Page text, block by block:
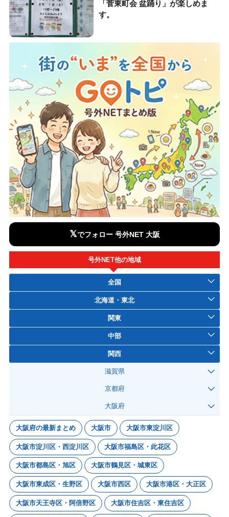
「菅東町会 盆踊り」が楽しめま
す。
𝕏でフォロー 号外NET 大阪
号外NET他の地域
全国
北海道・東北
関東
中部
関西
滋賀県
京都府
大阪府
大阪府の最新まとめ 大阪市 大阪市東淀川区
大阪市淀川区・西淀川区 大阪市福島区・此花区
大阪市都島区・旭区 大阪市鶴見区・城東区
大阪市東成区・生野区 大阪市西区 大阪市港区・大正区
大阪市天王寺区・阿倍野区 大阪市住吉区・東住吉区